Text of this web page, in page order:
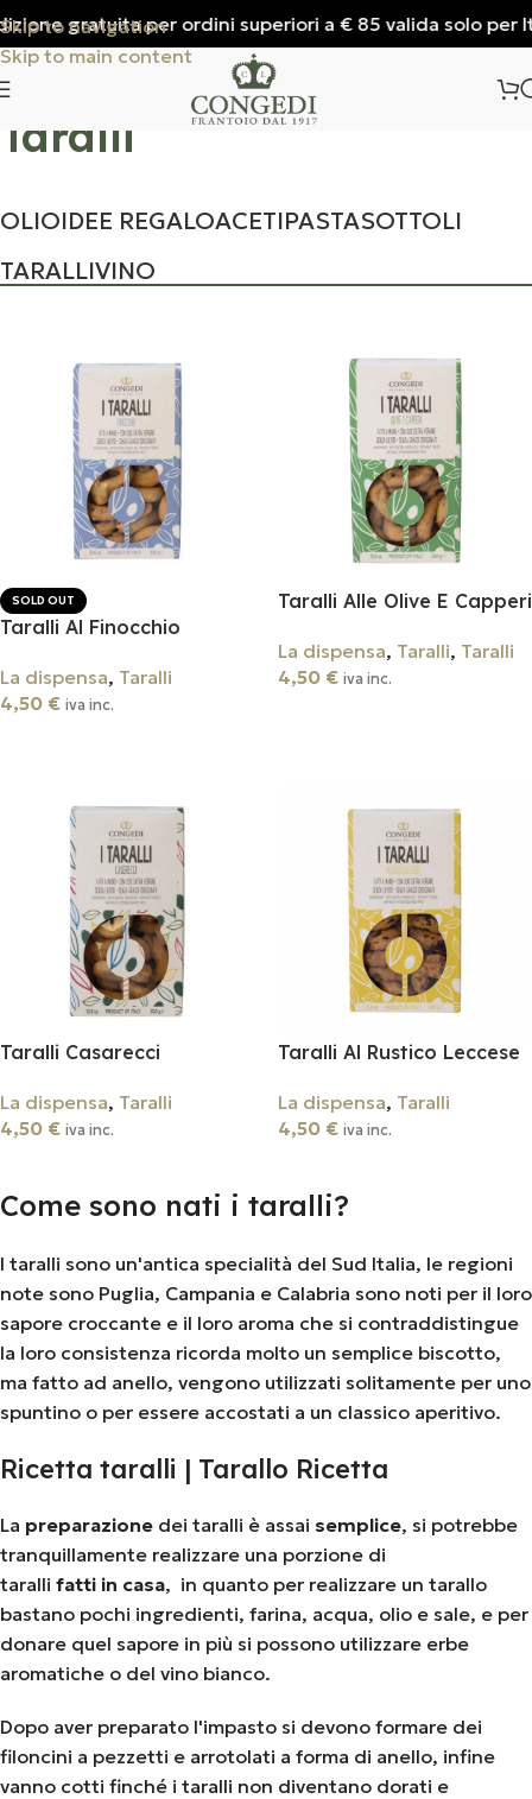
Skip to navigation
Skip to main content
gratuita per ordini superiori a € 85 valida solo per
Taralli
OLIOIDEE REGALOACETIPASTASOTTOLI
TARALLIVINO
SOLD OUT
Taralli Al Finocchio
La dispensa, Taralli
4,50 € iva inc.
Taralli Alle Olive E Capperi
La dispensa, Taralli, Taralli
4,50 € iva inc.
Taralli Casarecci
La dispensa, Taralli
4,50 € iva inc.
Taralli Al Rustico Leccese
La dispensa, Taralli
4,50 € iva inc.
Come sono nati i taralli?
I taralli sono un'antica specialità del Sud Italia, le regioni
note sono Puglia, Campania e Calabria sono noti per il loro
sapore croccante e il loro aroma che si contraddistingue
la loro consistenza ricorda molto un semplice biscotto,
ma fatto ad anello, vengono utilizzati solitamente per uno
spuntino o per essere accostati a un classico aperitivo.
Ricetta taralli | Tarallo Ricetta
La preparazione dei taralli è assai semplice, si potrebbe
tranquillamente realizzare una porzione di
taralli fatti in casa, in quanto per realizzare un tarallo
bastano pochi ingredienti, farina, acqua, olio e sale, e per
donare quel sapore in più si possono utilizzare erbe
aromatiche o del vino bianco.
Dopo aver preparato l'impasto si devono formare dei
filoncini a pezzetti e arrotolati a forma di anello, infine
vanno cotti finché i taralli non diventano dorati e